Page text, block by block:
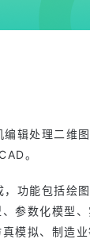
辑处理二维
。
功能包括绘
参数化模型
模拟、制造业